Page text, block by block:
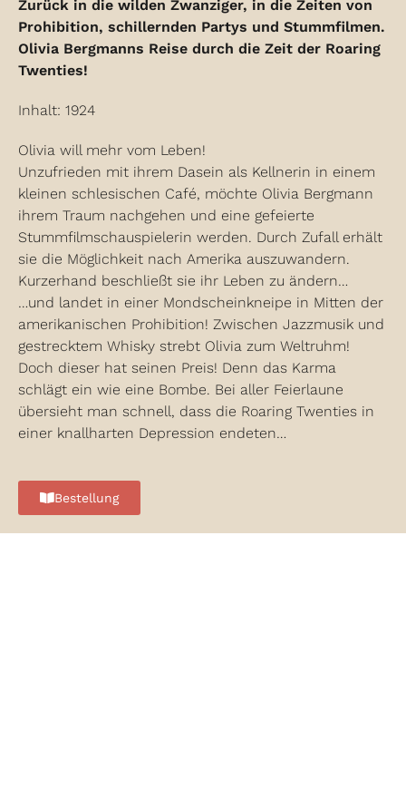
Zurück in die wilden Zwanziger, in die Zeiten von
Prohibition, schillernden Partys und Stummfilmen.
Olivia Bergmanns Reise durch die Zeit der Roaring
Twenties!
Inhalt: 1924
Olivia will mehr vom Leben!
Unzufrieden mit ihrem Dasein als Kellnerin in einem
kleinen schlesischen Café, möchte Olivia Bergmann
ihrem Traum nachgehen und eine gefeierte
Stummfilmschauspielerin werden. Durch Zufall erhält
sie die Möglichkeit nach Amerika auszuwandern.
Kurzerhand beschließt sie ihr Leben zu ändern…
…und landet in einer Mondscheinkneipe in Mitten der
amerikanischen Prohibition! Zwischen Jazzmusik und
gestrecktem Whisky strebt Olivia zum Weltruhm!
Doch dieser hat seinen Preis! Denn das Karma
schlägt ein wie eine Bombe. Bei aller Feierlaune
übersieht man schnell, dass die Roaring Twenties in
einer knallharten Depression endeten…
Bestellung